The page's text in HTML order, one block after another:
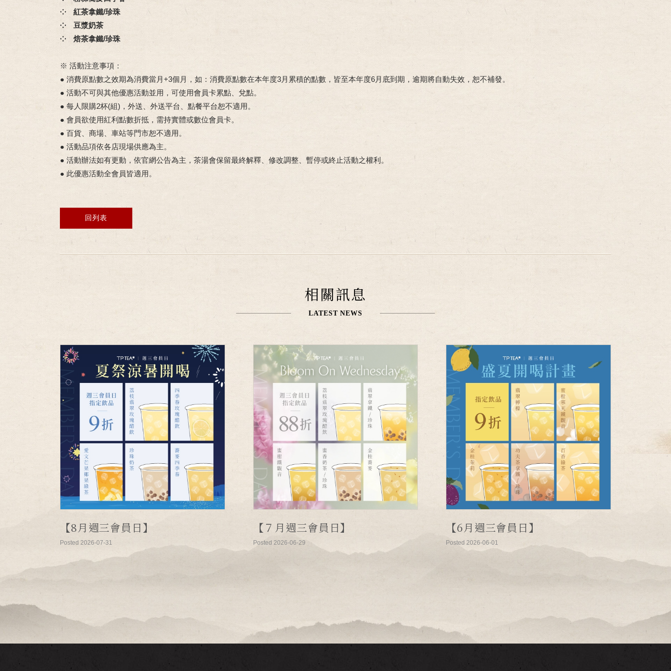
⁘ 紅茶拿鐵/珍珠
⁘ 豆漿奶茶
⁘ 焙茶拿鐵/珍珠
※ 活動注意事項：
● 消費原點數之效期為消費當月+3個月，如：消費原點數在本年度3月累積的點數，皆至本年度6月底到期，逾期將自動失效，恕不補發。
● 活動不可與其他優惠活動並用，可使用會員卡累點、兌點。
● 每人限購2杯(組)，外送、外送平台、點餐平台恕不適用。
● 會員欲使用紅利點數折抵，需持實體或數位會員卡。
● 百貨、商場、車站等門市恕不適用。
● 活動品項依各店現場供應為主。
● 活動辦法如有更動，依官網公告為主，茶湯會保留最終解釋、修改調整、暫停或終止活動之權利。
● 此優惠活動全會員皆適用。
回列表
相關訊息
LATEST NEWS
【8月週三會員日】
Posted 2026-07-31
【７月週三會員日】
Posted 2026-06-29
【6月週三會員日】
Posted 2026-06-01